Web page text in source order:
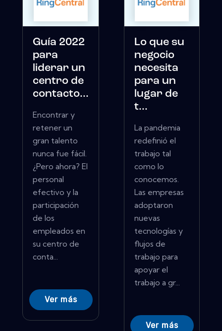
Guía 2022
para
liderar un
centro de
contacto...
Encontrar y
retener un
gran talento
nunca fue fácil.
¿Pero ahora? El
personal
efectivo y la
participación
de los
empleados en
su centro de
conta...
Ver más
Lo que su
negocio
necesita
para un
lugar de
t...
La pandemia
redefinió el
trabajo tal
como lo
conocemos.
Las empresas
adoptaron
nuevas
tecnologías y
flujos de
trabajo para
apoyar el
trabajo a gr...
Ver más